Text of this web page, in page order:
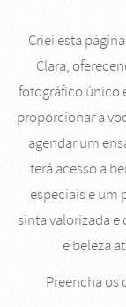
Criei esta
Clara,
fotográfico único
proporcionar a
agendar um
terá acesso a
especiais e um
sinta valorizada
e beleza
Preencha os